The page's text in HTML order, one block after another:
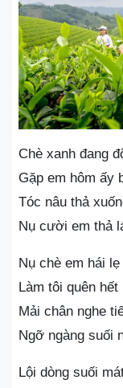
Chè xanh đang
Gặp em hôm ấy
Tóc nâu thả
Nụ cười em thả
Nụ chè em hái lẹ
Làm tôi quên
Mải chân nghe
Ngỡ ngàng suối
Lội dòng suối